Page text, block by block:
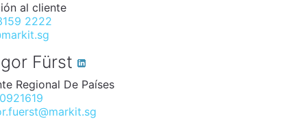
al cliente
2222
Fürst
Regional De Países